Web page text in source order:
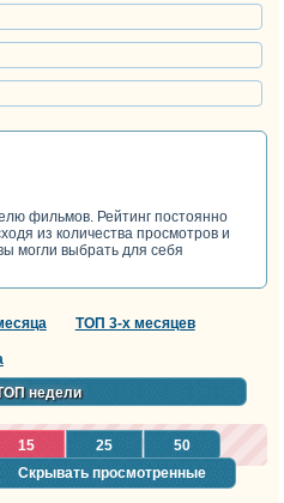
фильмов. Рейтинг постоянно
из количества просмотров и
могли выбрать для себя
ТОП 3-х месяцев
недели
15 25
50
Скрывать просмотренные